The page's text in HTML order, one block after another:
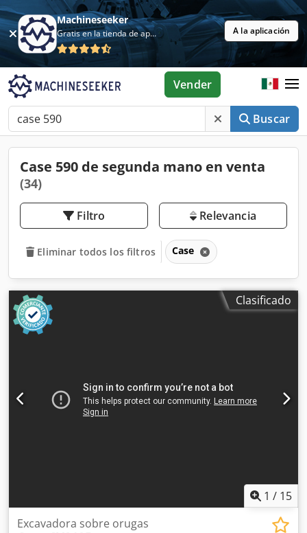
Machineseeker
Gratis en la tienda de aplicaciones A la aplicación
Buscar
Vender
Case 590 de segunda mano en venta
(34)
Filtro Relevancia
Eliminar todos los filtros Case
Clasificado
1 / 15
Excavadora sobre orugas